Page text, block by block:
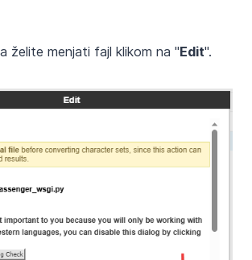
želite menjati fajl klikom na "Edit".